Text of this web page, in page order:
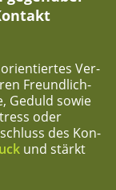
Ver­
Freund­lich­
Geduld sowie
oder
des Kon­
und stärkt